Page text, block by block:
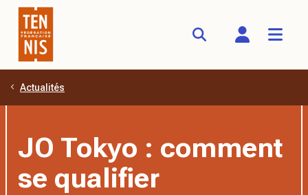
Aller au contenu principal
Actualités
JO Tokyo : comment
se qualifier